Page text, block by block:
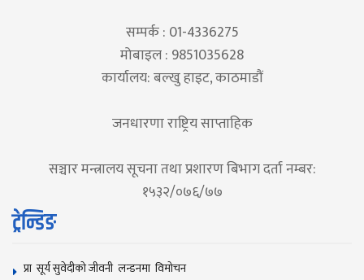
सम्पर्क : 01-4336275
मोबाइल : 9851035628
कार्यालय: बल्खु हाइट, काठमाडौं
जनधारणा राष्ट्रिय साप्ताहिक
सञ्चार मन्त्रालय सूचना तथा प्रशारण बिभाग दर्ता नम्बर:
१५३२/०७६/७७
ट्रेन्डिङ
प्रा सूर्य सुवेदीको जीवनी लन्डनमा विमोचन